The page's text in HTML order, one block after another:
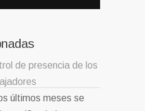
de presencia de los
últimos meses se